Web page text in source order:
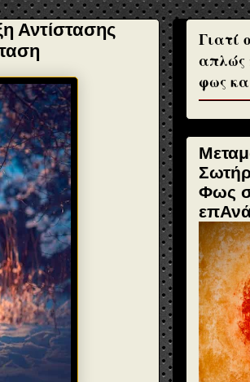
Αντίστασης
Γιατί
απλώς
φως
Φως